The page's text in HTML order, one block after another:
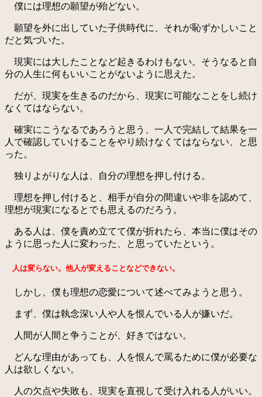
僕には理想の願望が殆どない。
願望を外に出していた子供時代に、それが恥ずかしいこと
だと気づいた。
現実には大したことなど起きるわけもない。そうなると自
分の人生に何もいいことがないように思えた。
だが、現実を生きるのだから、現実に可能なことをし続け
なくてはならない。
確実にこうなるであろうと思う、一人で完結して結果を一
人で確認していけることをやり続けなくてはならない、と思
った。
独りよがりな人は、自分の理想を押し付ける。
理想を押し付けると、相手が自分の間違いや非を認めて、
理想が現実になるとでも思えるのだろう。
ある人は、僕を責め立てて僕が折れたら、本当に僕はその
ように思った人に変わった、と思っていたという。
人は変らない。他人が変えることなどできない。
しかし、僕も理想の恋愛について述べてみようと思う。
まず、僕は執念深い人や人を恨んでいる人が嫌いだ。
人間が人間と争うことが、好きではない。
どんな理由があっても、人を恨んで罵るために僕が必要な
人は欲しくない。
人の欠点や失敗も、現実を直視して受け入れる人がいい。